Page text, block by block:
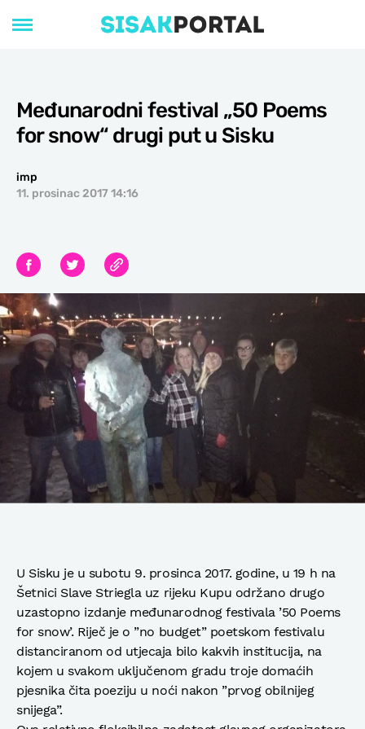
Međunarodni festival „50 Poems
for snow“ drugi put u Sisku
imp
11. prosinac 2017 14:16
U Sisku je u subotu 9. prosinca 2017. godine, u 19 h na
Šetnici Slave Striegla uz rijeku Kupu održano drugo
uzastopno izdanje međunarodnog festivala ’50 Poems
for snow’. Riječ je o ”no budget” poetskom festivalu
distanciranom od utjecaja bilo kakvih institucija, na
kojem u svakom uključenom gradu troje domaćih
pjesnika čita poeziju u noći nakon ”prvog obilnijeg
snijega”.